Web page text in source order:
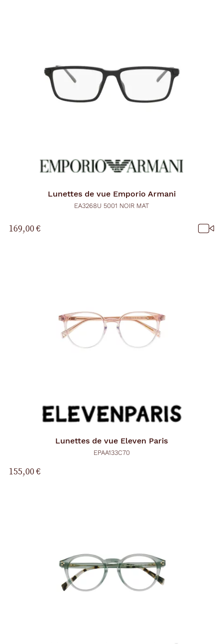
Lunettes de vue Emporio Armani
EA3268U 5001 NOIR MAT
169,00 €
Lunettes de vue Eleven Paris
EPAA133C70
155,00 €